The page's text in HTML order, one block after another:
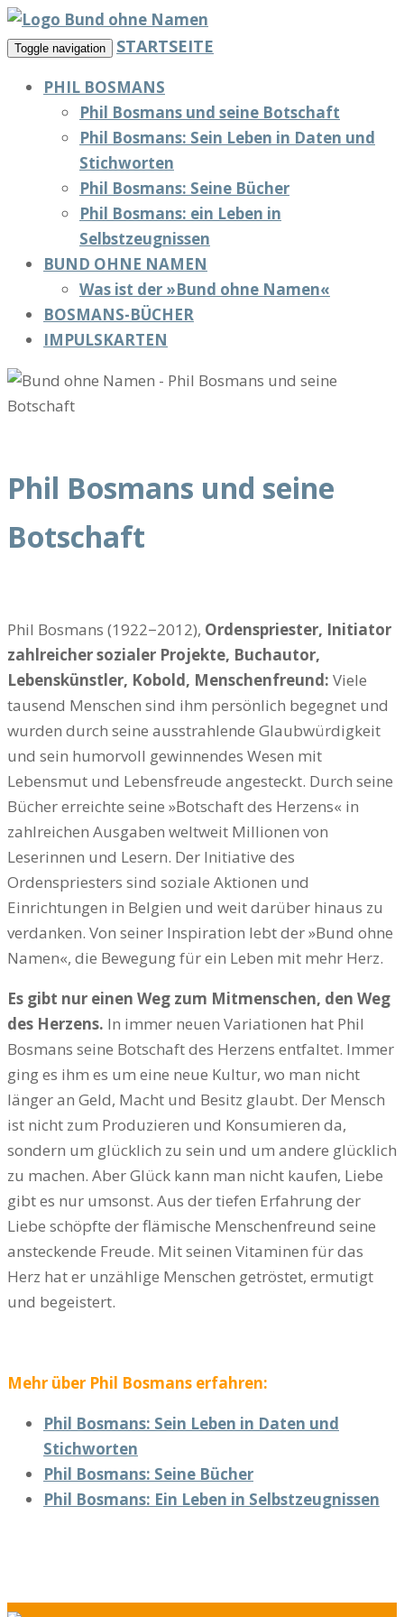
Toggle navigation STARTSEITE
PHIL BOSMANS
Phil Bosmans und seine Botschaft
Phil Bosmans: Sein Leben in Daten und
Stichworten
Phil Bosmans: Seine Bücher
Phil Bosmans: ein Leben in
Selbstzeugnissen
BUND OHNE NAMEN
Was ist der »Bund ohne Namen«
BOSMANS-BÜCHER
IMPULSKARTEN
Phil Bosmans und seine
Botschaft
Phil Bosmans (1922−2012), Ordenspriester, Initiator
zahlreicher sozialer Projekte, Buchautor,
Lebenskünstler, Kobold, Menschenfreund: Viele
tausend Menschen sind ihm persönlich begegnet und
wurden durch seine ausstrahlende Glaubwürdigkeit
und sein humorvoll gewinnendes Wesen mit
Lebensmut und Lebensfreude angesteckt. Durch seine
Bücher erreichte seine »Botschaft des Herzens« in
zahlreichen Ausgaben weltweit Millionen von
Leserinnen und Lesern. Der Initiative des
Ordenspriesters sind soziale Aktionen und
Einrichtungen in Belgien und weit darüber hinaus zu
verdanken. Von seiner Inspiration lebt der »Bund ohne
Namen«, die Bewegung für ein Leben mit mehr Herz.
Es gibt nur einen Weg zum Mitmenschen, den Weg
des Herzens. In immer neuen Variationen hat Phil
Bosmans seine Botschaft des Herzens entfaltet. Immer
ging es ihm es um eine neue Kultur, wo man nicht
länger an Geld, Macht und Besitz glaubt. Der Mensch
ist nicht zum Produzieren und Konsumieren da,
sondern um glücklich zu sein und um andere glücklich
zu machen. Aber Glück kann man nicht kaufen, Liebe
gibt es nur umsonst. Aus der tiefen Erfahrung der
Liebe schöpfte der flämische Menschenfreund seine
ansteckende Freude. Mit seinen Vitaminen für das
Herz hat er unzählige Menschen getröstet, ermutigt
und begeistert.
Mehr über Phil Bosmans erfahren:
Phil Bosmans: Sein Leben in Daten und
Stichworten
Phil Bosmans: Seine Bücher
Phil Bosmans: Ein Leben in Selbstzeugnissen